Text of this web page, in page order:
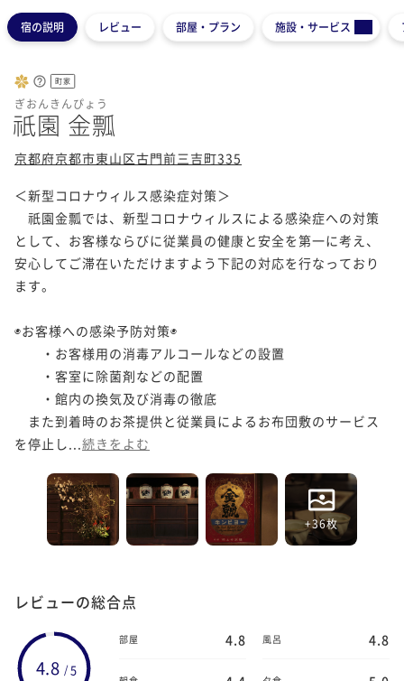
宿の説明 レビュー 部屋・プラン 施設・サービス
町家
ぎおんきんぴょう
祇園 金瓢
京都府京都市東山区古門前三吉町335
＜新型コロナウィルス感染症対策＞
祇園金瓢では、新型コロナウィルスによる感染症への対策
として、お客様ならびに従業員の健康と安全を第一に考え、
安心してご滞在いただけますよう下記の対応を行なっており
ます。
◉お客様への感染予防対策◉
・お客様用の消毒アルコールなどの設置
・客室に除菌剤などの配置
・館内の換気及び消毒の徹底
また到着時のお茶提供と従業員によるお布団敷のサービス
を停止し... 続きをよむ
+36枚
レビューの総合点
4.8 /5
部屋 4.8 風呂 4.8